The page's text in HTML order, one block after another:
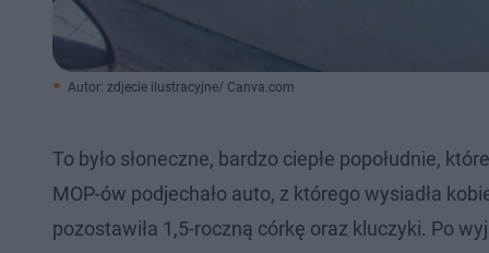
Autor: zdjecie ilustracyjne/ Canva.com
To było słoneczne, bardzo ciepłe popołudnie,
MOP-ów podjechało auto, z którego wysiadła
pozostawiła 1,5-roczną córkę oraz kluczyki. Po